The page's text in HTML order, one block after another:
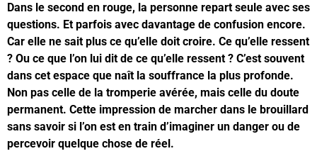
Dans le second en rouge, la personne repart seule avec ses
questions. Et parfois avec davantage de confusion encore.
Car elle ne sait plus ce qu’elle doit croire. Ce qu’elle ressent
? Ou ce que l’on lui dit de ce qu’elle ressent ? C’est souvent
dans cet espace que naît la souffrance la plus profonde.
Non pas celle de la tromperie avérée, mais celle du doute
permanent. Cette impression de marcher dans le brouillard
sans savoir si l’on est en train d’imaginer un danger ou de
percevoir quelque chose de réel.